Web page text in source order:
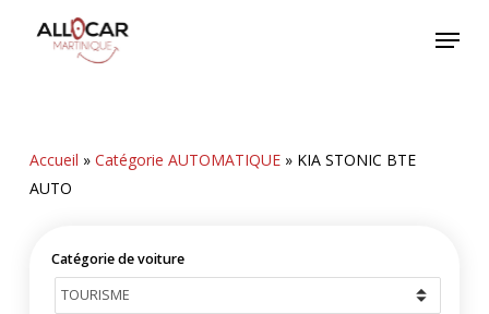
Menu
Accueil » Catégorie AUTOMATIQUE» KIA STONIC BTE
AUTO
Catégorie de voiture